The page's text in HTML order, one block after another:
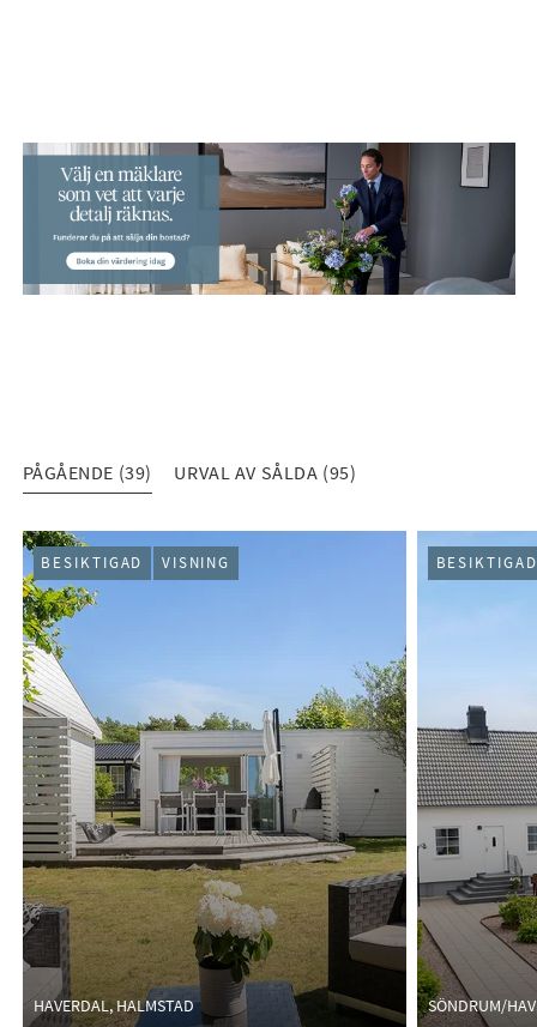
PÅGÅENDE (39) URVAL AV SÅLDA (95)
PÅGÅENDE (39)
HAVERDAL, HALMSTAD
BESIKTIGAD VISNING
SÖNDRUM/
BESIKTIGAD